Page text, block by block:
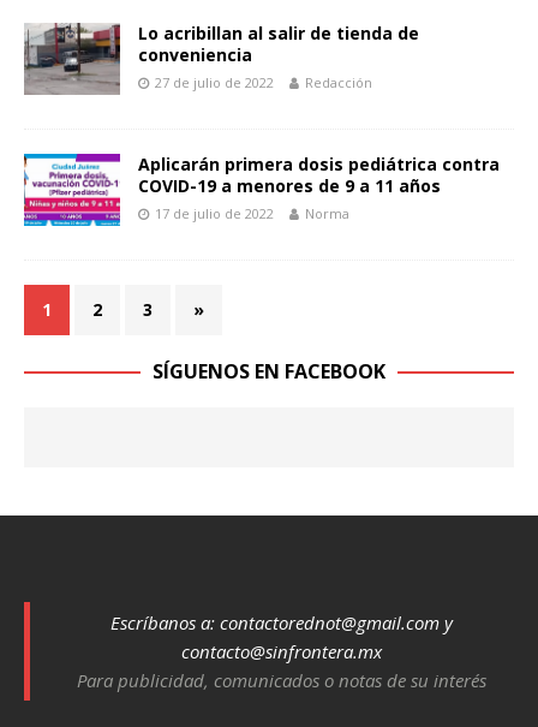
Lo acribillan al salir de tienda de
conveniencia
27 de julio de 2022 Redacción
Aplicarán primera dosis pediátrica contra
COVID-19 a menores de 9 a 11 años
17 de julio de 2022 Norma
1 2 3 »
SÍGUENOS EN FACEBOOK
Escríbanos a: contactorednot@gmail.comy
contacto@sinfrontera.mx
Para publicidad, comunicados o notas de su interés